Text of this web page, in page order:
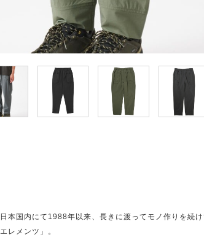
日本国内にて1988年以来、長きに渡ってモノ作りを続
エレメンツ」。